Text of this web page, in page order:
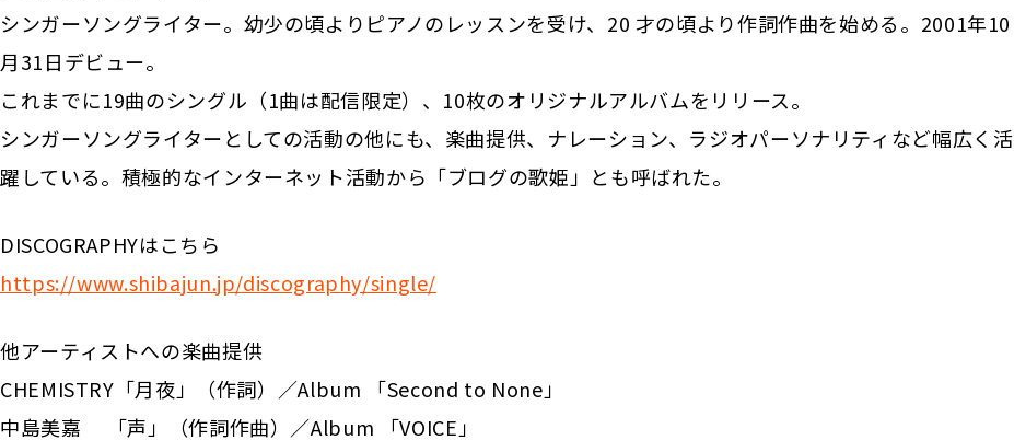
シンガーソングライター。幼少の頃よりピアノのレッスンを受け、20 才の頃より作詞作曲を始める。2001年10
月31日デビュー。
これまでに19曲のシングル（1曲は配信限定）、10枚のオリジナルアルバムをリリース。
シンガーソングライターとしての活動の他にも、楽曲提供、ナレーション、ラジオパーソナリティなど幅広く活
躍している。積極的なインターネット活動から「ブログの歌姫」とも呼ばれた。
DISCOGRAPHYはこちら
https://www.shibajun.jp/discography/single/
他アーティストへの楽曲提供
CHEMISTRY「月夜」（作詞）／Album 「Second to None」
中島美嘉 「声」（作詞作曲）／Album 「VOICE」